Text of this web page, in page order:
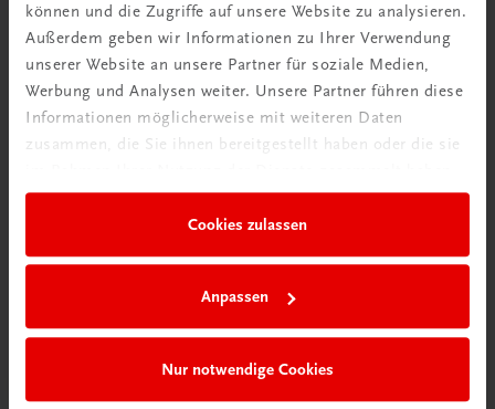
können und die Zugriffe auf unsere Website zu analysieren.
Außerdem geben wir Informationen zu Ihrer Verwendung
unserer Website an unsere Partner für soziale Medien,
Werbung und Analysen weiter. Unsere Partner führen diese
Informationen möglicherweise mit weiteren Daten
zusammen, die Sie ihnen bereitgestellt haben oder die sie
Cookies zulassen
Anpassen
Nur notwendige Cookies
Wir sind gerne für Sie da
Österreich/Austria
Tel.:+43 732 778241
buchservice@trauner.at
+43 664 88 58 69 41